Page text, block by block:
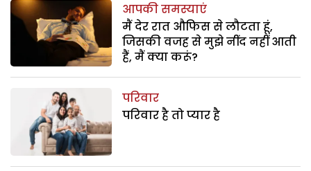
आपकी समस्याएं
मैं देर रात औफिस से लौटता हूं,
जिसकी वजह से मुझे नींद नहीं आती
हैं, मैं क्या करूं?
परिवार
परिवार है तो प्यार है